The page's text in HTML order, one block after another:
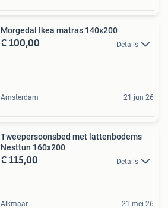
Morgedal Ikea matras 140x200
€ 100,00 Details
Amsterdam 21 jun 26
Tweepersoonsbed met lattenbodems
Nesttun 160x200
€ 115,00 Details
Alkmaar 21 mei 26